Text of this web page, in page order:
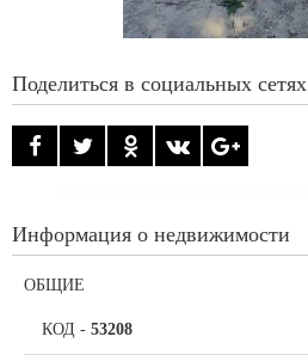
Поделиться в социальных сетях
Информация о недвижимости
ОБЩИЕ
КОД - 53208